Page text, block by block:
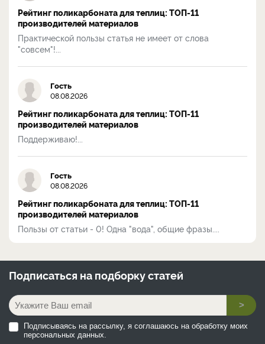
Рейтинг поликарбоната для теплиц: ТОП-11
производителей материалов
Практической пользы статья не имеет от слова
"совсем"!...
Гость
08.08.2026
Рейтинг поликарбоната для теплиц: ТОП-11
производителей материалов
Поддерживаю!...
Гость
08.08.2026
Рейтинг поликарбоната для теплиц: ТОП-11
производителей материалов
Пользы от статьи - 0! Одна "вода", общие фразы....
Подписаться на подборку статей
>
Подписываясь на рассылку, я соглашаюсь на обработку моих
персональных данных.